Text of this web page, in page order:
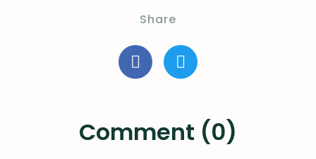
Share
Comment (0)